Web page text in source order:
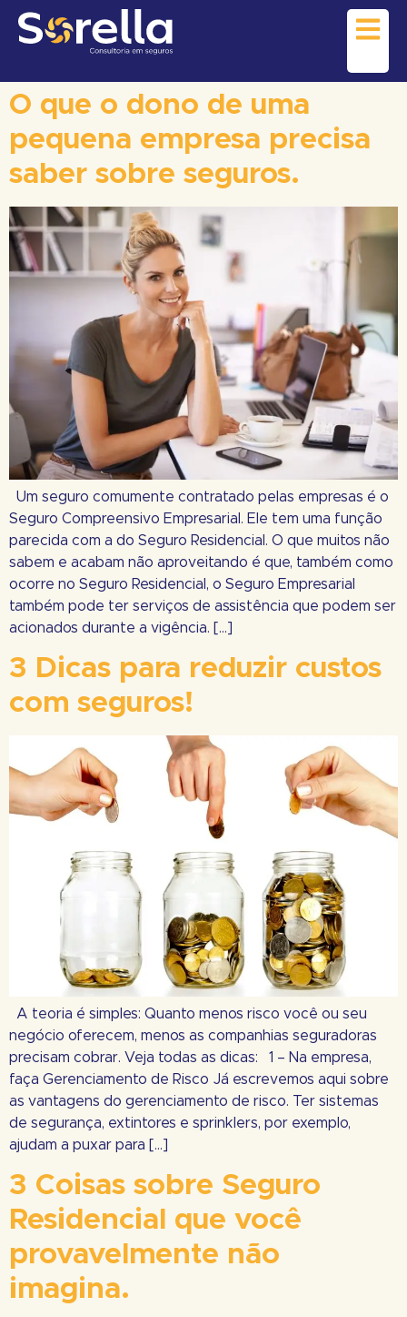
O que o dono de uma
pequena empresa precisa
saber sobre seguros.
Um seguro comumente contratado pelas empresas é o
Seguro Compreensivo Empresarial. Ele tem uma função
parecida com a do Seguro Residencial. O que muitos não
sabem e acabam não aproveitando é que, também como
ocorre no Seguro Residencial, o Seguro Empresarial
também pode ter serviços de assistência que podem ser
acionados durante a vigência. […]
3 Dicas para reduzir custos
com seguros!
A teoria é simples: Quanto menos risco você ou seu
negócio oferecem, menos as companhias seguradoras
precisam cobrar. Veja todas as dicas: 1 – Na empresa,
faça Gerenciamento de Risco Já escrevemos aqui sobre
as vantagens do gerenciamento de risco. Ter sistemas
de segurança, extintores e sprinklers, por exemplo,
ajudam a puxar para […]
3 Coisas sobre Seguro
Residencial que você
provavelmente não
imagina.